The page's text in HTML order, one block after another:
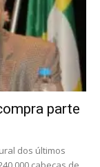
parte
dos últimos